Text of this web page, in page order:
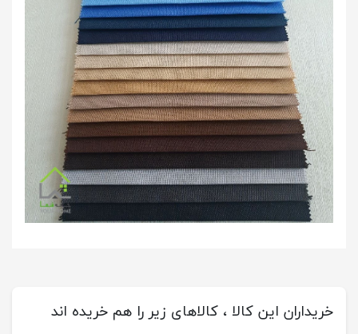
خریداران این کالا ، کالاهای زیر را هم خریده اند